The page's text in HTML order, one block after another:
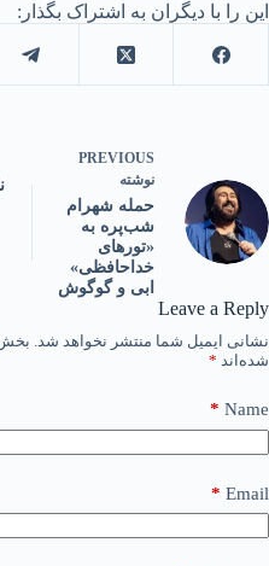
این را با دیگران به اشتراک بگذار:
PREVIOUS
نوشته
حمله شهرام
شب‌پره به
«تورهای
خداحافظی»
ابی و گوگوش
Leave a Reply
نشانی ایمیل شما منتشر نخواهد شد.
شده‌اند *
Name
*
Email
*